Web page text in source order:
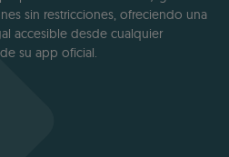
sin restricciones, ofreciendo una
accesible desde cualquier
su app oficial.